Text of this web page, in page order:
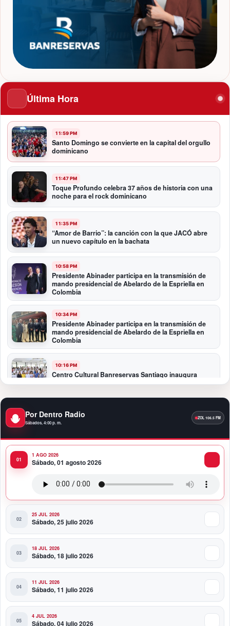
Última Hora
11:59 PM
Santo Domingo se convierte en la capital del orgullo
dominicano
11:47 PM
Toque Profundo celebra 37 años de historia con una
noche para el rock dominicano
11:35 PM
“Amor de Barrio”: la canción con la que JACÓ abre
un nuevo capítulo en la bachata
10:58 PM
Presidente Abinader participa en la transmisión de
mando presidencial de Abelardo de la Espriella en
Colombia
10:34 PM
Presidente Abinader participa en la transmisión de
mando presidencial de Abelardo de la Espriella en
Colombia
10:16 PM
Centro Cultural Banreservas Santiago inaugura
Primer Congreso de Artesanos de Santiago
9:04 PM
Premios a la Moda Dominicana celebró su quinta
edición en el Teatro Nacional
11:58 PM
Presidente Abinader viaja a Colombia para participar
Por Dentro Radio
Sábados, 4:00 p. m.
1 AGO 2026
Sábado, 01 agosto 2026
25 JUL 2026
Sábado, 25 julio 2026
18 JUL 2026
Sábado, 18 julio 2026
11 JUL 2026
Sábado, 11 julio 2026
4 JUL 2026
Sábado, 04 julio 2026